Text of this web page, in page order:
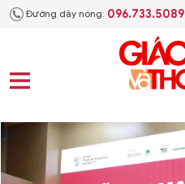
Đường dây nóng: 096.733.5089